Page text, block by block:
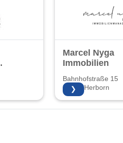
Marcel Nyga
Immobilien
Bahnhofstraße 15
35745 Herborn
❯